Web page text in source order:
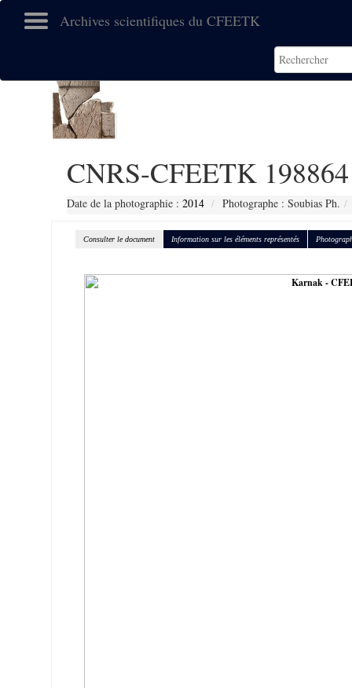
Archives scientifiques du CFEETK
CNRS-CFEETK 198864
Date de la photographie : 2014 Photographe : Soubias Ph.
Consulter le document Information sur les éléments représentés